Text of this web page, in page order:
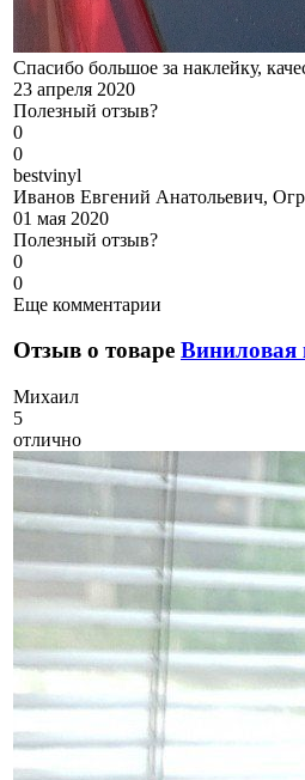
Спасибо большое за наклейку,
23 апреля 2020
Полезный отзыв?
0
0
bestvinyl
Иванов Евгений Анатольевич,
01 мая 2020
Полезный отзыв?
0
0
Еще комментарии
Отзыв о товаре Виниловая
Михаил
5
отлично